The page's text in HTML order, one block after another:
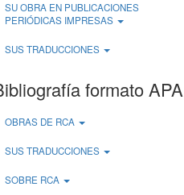
SU OBRA EN PUBLICACIONES
PERIÓDICAS IMPRESAS
SUS TRADUCCIONES
formato APA
OBRAS DE RCA
SUS TRADUCCIONES
SOBRE RCA